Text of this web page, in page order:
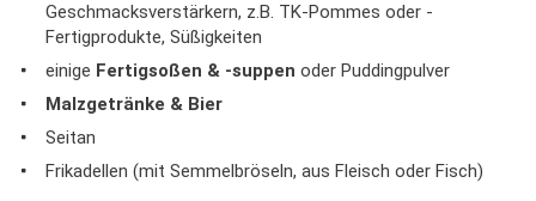
Geschmacksverstärkern, z.B. TK-Pommes oder -
Fertigprodukte, Süßigkeiten
einige Fertigsoßen & -suppen oder Puddingpulver
Malzgetränke & Bier
Seitan
Frikadellen (mit Semmelbröseln, aus Fleisch oder Fisch)